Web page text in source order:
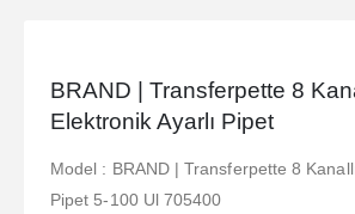
BRAND | Transferpette 8
Elektronik Ayarlı Pipet
Model : BRAND | Transferpette 8
Pipet 5-100 Ul 705400